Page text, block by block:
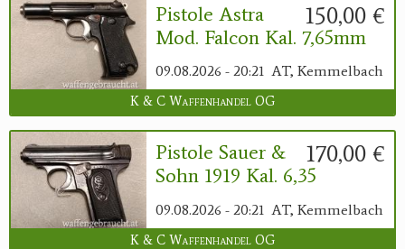
150,00 €
Pistole Astra
Mod. Falcon Kal. 7,65mm
09.08.2026 - 20:21 AT, Kemmelbach
K & C Waffenhandel OG
170,00 €
Pistole Sauer &
Sohn 1919 Kal. 6,35
09.08.2026 - 20:21 AT, Kemmelbach
K & C Waffenhandel OG